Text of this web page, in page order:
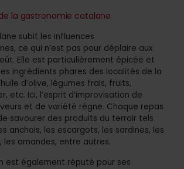
la gastronomie catalane
subit les influences
ce qui n’est pas pour déplaire aux
Elle est particulièrement épicée et
ingrédients phares des localités de la
d’olive, légumes frais, fruits,
etc. Ici, l’esprit d’improvisation de
et de variété règne. Chaque repas
savourer des produits du terroir tels
anchois, les escargots, les sardines, les
les amandes, entre autres.
est également réputé pour ses